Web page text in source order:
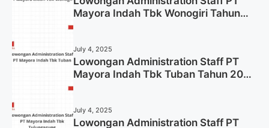
Mayora Indah Tbk Wonogiri Tahun
July 4, 2025
Lowongan Administration Staff PT
Mayora Indah Tbk Tuban Tahun 2025
July 4, 2025
Lowongan Administration Staff PT